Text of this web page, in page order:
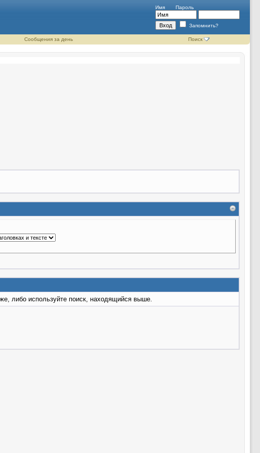
Имя Пароль
Запомнить?
Сообщения за день Поиск
либо используйте поиск, находящийся выше.